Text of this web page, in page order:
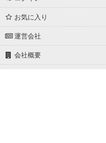
お気に入り
運営会社
会社概要